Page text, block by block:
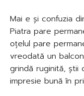
Mai e și confuzia
Piatra pare
oțelul pare
vreodată un
grindă ruginită, știi
impresie bună în